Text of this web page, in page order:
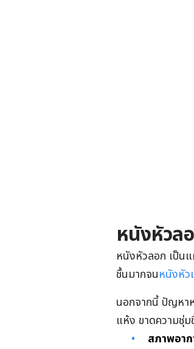
หนังหัวล
หนังหัวลอก เป็น
ชื้นมากจนหนังหัว
นอกจากนี้ ปัญหา
แห้ง ขาดความชุ่
สภาพอา